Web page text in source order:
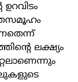
ഉറവിടം
ലക്ഷ്യം